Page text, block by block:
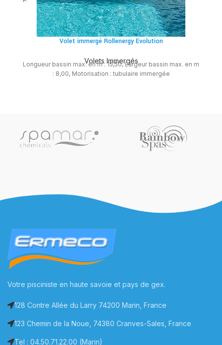
Volet immergé Rollenergy Evolution
Volets Immergés
Longueur bassin max. en m : 15,50, Largeur bassin max. en m
: 8,00, Motorisation : tubulaire immergée
Votre pisciniste en haute savoie et pays de gex.
128 Contre Allée du Larry 74200 Marin, France
123 Chemin de la Noue, 74380 Cranves-Sales, France
Tel : 04.50.71.22.00 (Marin)